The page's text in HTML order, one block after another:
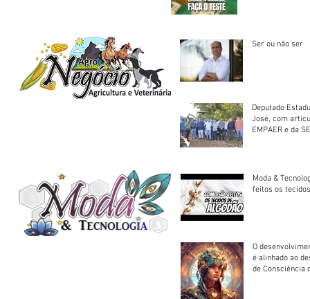
Ser ou não ser
Deputado
José, com
EMPAER e da
Moda &
feitos os
O
é alinhado ao
de Consciência